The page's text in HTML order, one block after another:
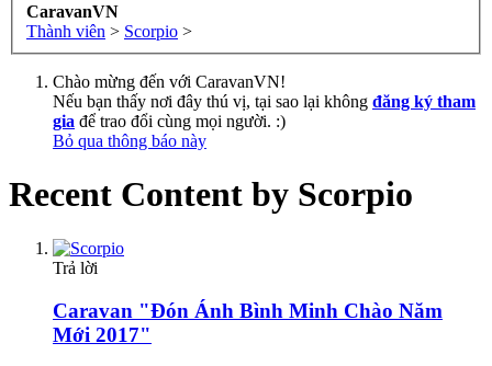
CaravanVN
Thành viên > Scorpio >
Chào mừng đến với CaravanVN!
Nếu bạn thấy nơi đây thú vị, tại sao lại không đăng ký tham
gia để trao đổi cùng mọi người. :)
Bỏ qua thông báo này
Recent Content by Scorpio
Trả lời
Caravan "Đón Ánh Bình Minh Chào Năm
Mới 2017"